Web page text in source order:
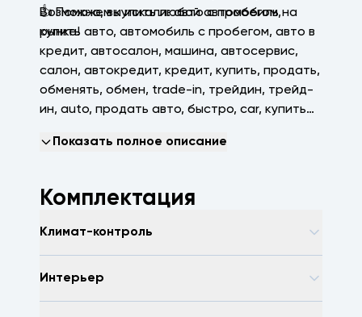
👍 Поможем купить любой автомобиль на
рынке!
Возможно, вы искали: авто с пробегом,
купить авто, автомобиль с пробегом, авто в
кредит, автосалон, машина, автосервис,
салон, автокредит, кредит, купить, продать,
обменять, обмен, trаdе-in, трейдин, трейд-
ин, аutо, продать авто, быстро, саr, купить
пробегсервис, селект, арконт, Волгоград,
Показать полное описание
Комплектация
Климат-контроль
Интерьер